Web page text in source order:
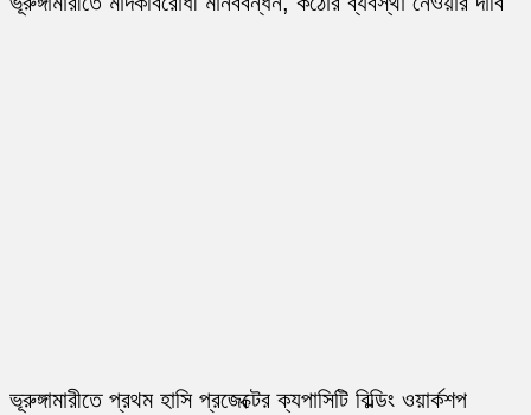
ভূরুঙ্গামারীতে প্রথম হাসি প্রজেক্টের ক্যপাসিটি বিল্ডিং ওয়ার্কশপ